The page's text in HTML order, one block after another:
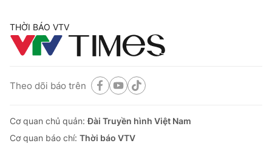
THỜI BÁO VTV
Theo dõi báo trên
Cơ quan chủ quản:Đài Truyền hình Việt Nam
Cơ quan báo chí: Thời báo VTV